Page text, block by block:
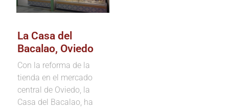
La Casa del
Bacalao, Oviedo
Con la reforma de la
tienda en el mercado
central de Oviedo, la
Casa del Bacalao, ha